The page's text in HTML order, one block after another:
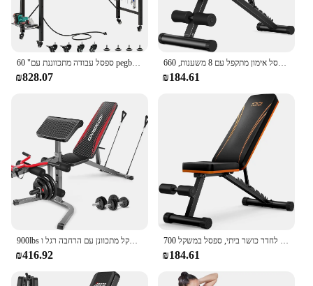
60 "ספסל עבודה מתכווננת עם pegboard כבד החובה עץ העליון עם גלגלים 1600 ק" ג עומס עבודה מתגלגל עבודה עבודה
₪828.07
ספסל משקל לחדר כושר ביתי, ספסל אימון מתקפל עם 8 משענות, 660lbs קיבולת מתכווננת
₪184.61
900lbs ספסל משקל מתכוונן עם הרחבה רגל ו preacher curl משטח, שירות ירידה בשקיעה שירות השירות
₪416.92
ספסל משקל לחדר כושר ביתי, ספסל במשקל 700llb, ספסל אימון רב תכליתי עבור ספסל העיתונות לשבת
₪184.61